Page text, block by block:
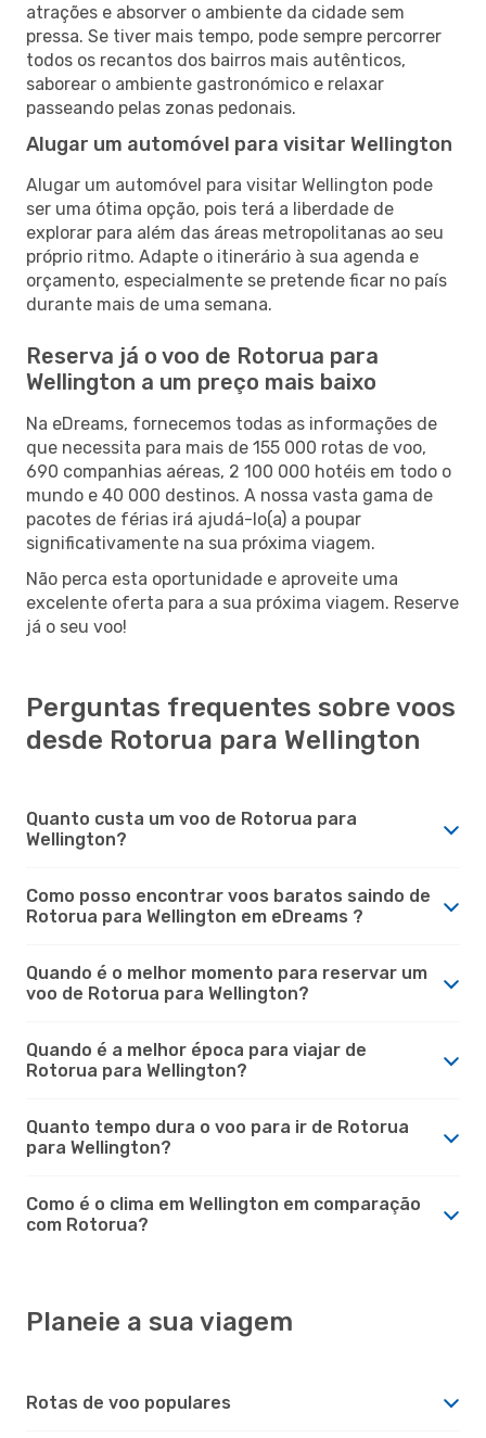
atrações e absorver o ambiente da cidade sem
pressa. Se tiver mais tempo, pode sempre percorrer
todos os recantos dos bairros mais autênticos,
saborear o ambiente gastronómico e relaxar
passeando pelas zonas pedonais.
Alugar um automóvel para visitar Wellington
Alugar um automóvel para visitar Wellington pode
ser uma ótima opção, pois terá a liberdade de
explorar para além das áreas metropolitanas ao seu
próprio ritmo. Adapte o itinerário à sua agenda e
orçamento, especialmente se pretende ficar no país
durante mais de uma semana.
Reserva já o voo de Rotorua para
Wellington a um preço mais baixo
Na eDreams, fornecemos todas as informações de
que necessita para mais de 155 000 rotas de voo,
690 companhias aéreas, 2 100 000 hotéis em todo o
mundo e 40 000 destinos. A nossa vasta gama de
pacotes de férias irá ajudá-lo(a) a poupar
significativamente na sua próxima viagem.
Não perca esta oportunidade e aproveite uma
excelente oferta para a sua próxima viagem. Reserve
já o seu voo!
Perguntas frequentes sobre voos
desde Rotorua para Wellington
Quanto custa um voo de Rotorua para
Wellington?
Como posso encontrar voos baratos saindo de
Rotorua para Wellington em eDreams ?
Quando é o melhor momento para reservar um
voo de Rotorua para Wellington?
Quando é a melhor época para viajar de
Rotorua para Wellington?
Quanto tempo dura o voo para ir de Rotorua
para Wellington?
Como é o clima em Wellington em comparação
com Rotorua?
Planeie a sua viagem
Rotas de voo populares